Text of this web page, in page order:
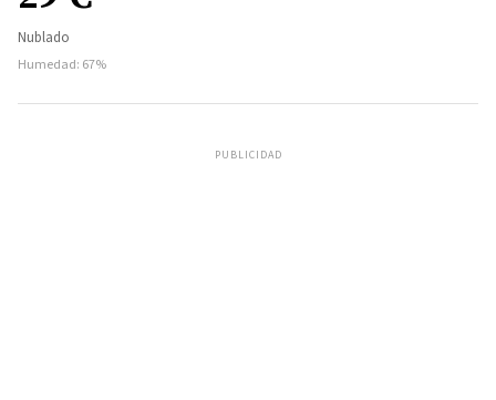
Nublado
Humedad: 67%
PUBLICIDAD